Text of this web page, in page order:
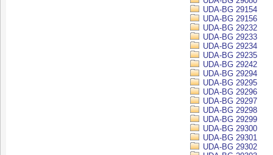
UDA-BG 29154
UDA-BG 29156
UDA-BG 29232
UDA-BG 29233
UDA-BG 29234
UDA-BG 29235
UDA-BG 29242
UDA-BG 29294
UDA-BG 29295
UDA-BG 29296
UDA-BG 29297
UDA-BG 29298
UDA-BG 29299
UDA-BG 29300
UDA-BG 29301
UDA-BG 29302